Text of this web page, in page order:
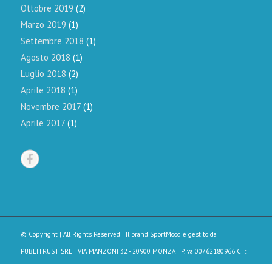
Ottobre 2019 (2)
Marzo 2019 (1)
Settembre 2018 (1)
Agosto 2018 (1)
Luglio 2018 (2)
Aprile 2018 (1)
Novembre 2017(1)
Aprile 2017(1)
© Copyright | All Rights Reserved | Il brand SportMood è gestito da
PUBLITRUST SRL | VIA MANZONI 32 - 20900 MONZA | P.Iva 00762180966 CF: